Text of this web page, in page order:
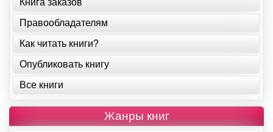
Правообладателям
Как читать книги?
Опубликовать книгу
Все книги
Жанры книг